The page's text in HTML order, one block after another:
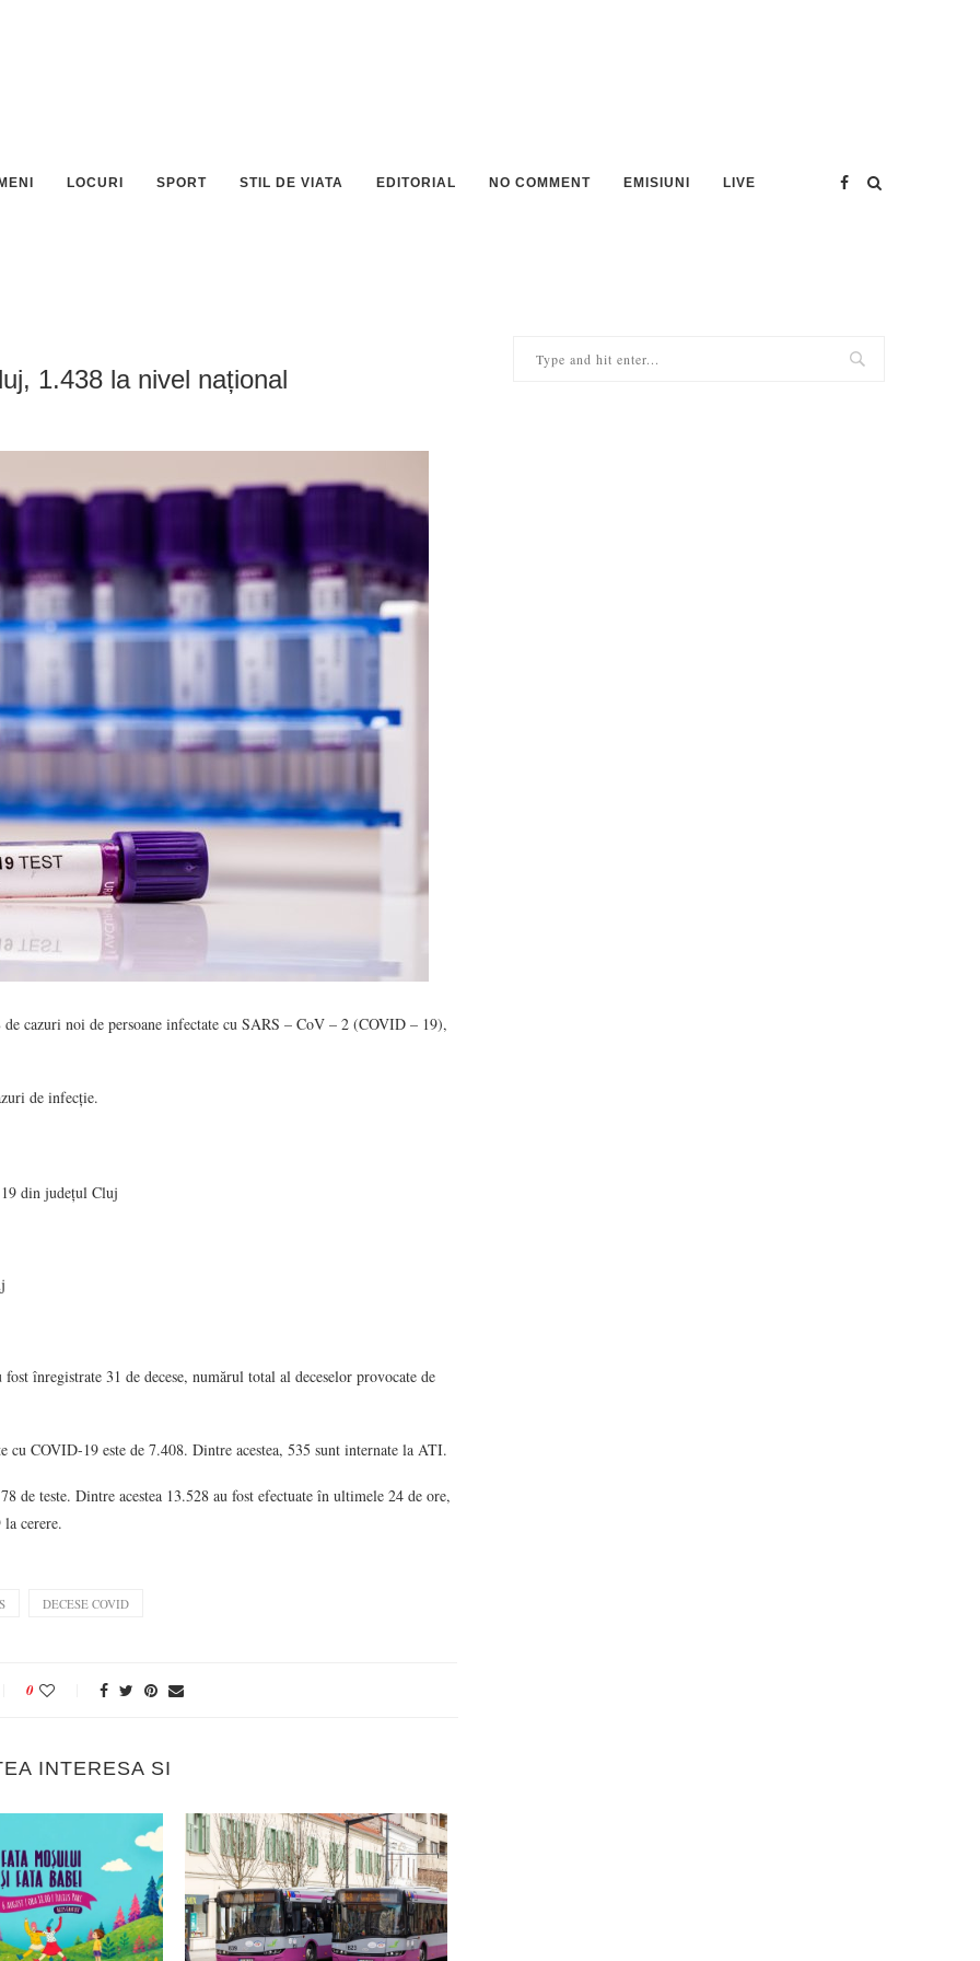
LOCURI SPORT STIL DE VIATA EDITORIAL NO COMMENT EMISIUNI LIVE
1.438 la nivel național
cazuri noi de persoane infectate cu SARS – CoV – 2 (COVID – 19),
de infecție.
din județul Cluj
înregistrate 31 de decese, numărul total al deceselor provocate de
COVID-19 este de 7.408. Dintre acestea, 535 sunt internate la ATI.
de teste. Dintre acestea 13.528 au fost efectuate în ultimele 24 de ore,
cerere.
DECESE COVID
0
INTERESA SI